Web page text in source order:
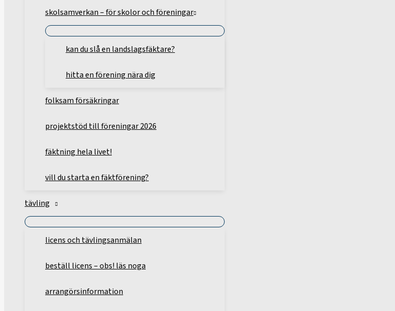
skolsamverkan – för skolor och föreningar
kan du slå en landslagsfäktare?
hitta en förening nära dig
folksam försäkringar
projektstöd till föreningar 2026
fäktning hela livet!
vill du starta en fäktförening?
tävling
licens och tävlingsanmälan
beställ licens – obs! läs noga
arrangörsinformation